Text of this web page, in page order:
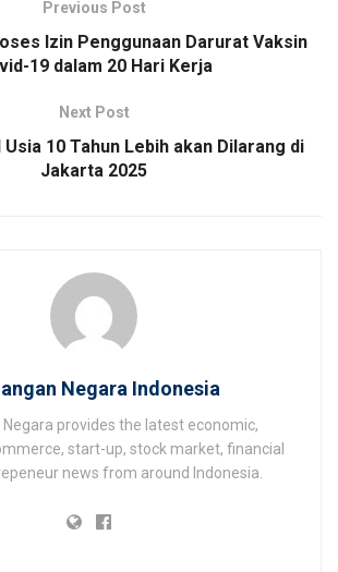
Previous Post
Izin Penggunaan Darurat Vaksin
19 dalam 20 Hari Kerja
Next Post
10 Tahun Lebih akan Dilarang di
Jakarta 2025
Negara Indonesia
Negara provides the latest economic,
start-up, stock market, financial
news from around Indonesia.